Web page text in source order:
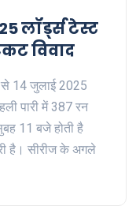
लॉर्ड्स टेस्ट
विवाद
से 14 जुलाई 2025
पारी में 387 रन
11 बजे होती है
है। सीरीज के अगले